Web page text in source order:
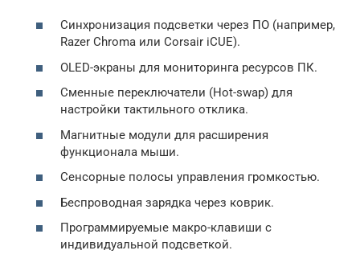
Синхронизация подсветки через ПО (например,
Razer Chroma или Corsair iCUE).
OLED-экраны для мониторинга ресурсов ПК.
Сменные переключатели (Hot-swap) для
настройки тактильного отклика.
Магнитные модули для расширения
функционала мыши.
Сенсорные полосы управления громкостью.
Беспроводная зарядка через коврик.
Программируемые макро-клавиши с
индивидуальной подсветкой.